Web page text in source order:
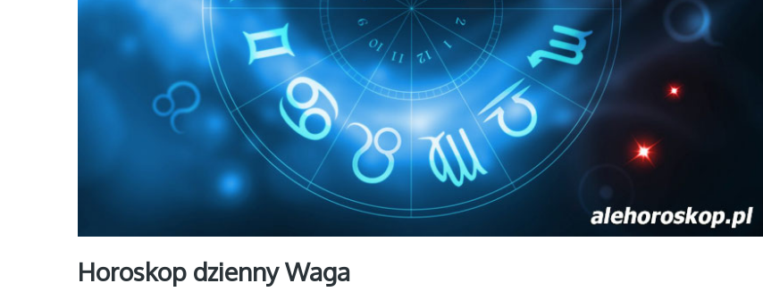
Horoskop dzienny Waga